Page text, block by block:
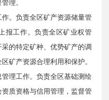
理。
作。负责全区矿产资源储量管
报工作。负责全区矿业权管
的特定矿种、优势矿产的调
矿产资源合理利用和保护。
管理工作。负责全区基础测绘
质资格与信用管理，监督管